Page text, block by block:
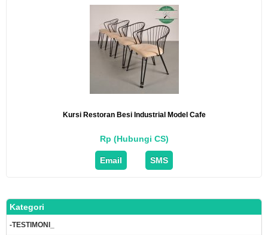
Kursi Restoran Besi Industrial Model Cafe
Rp (Hubungi CS)
Email SMS
Kategori
-TESTIMONI_